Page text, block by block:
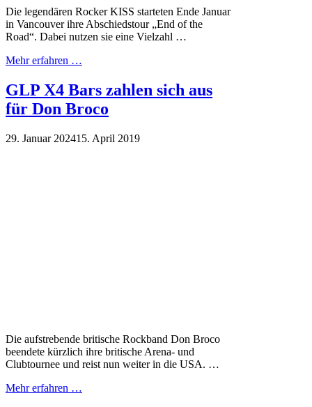
Die legendären Rocker KISS starteten Ende Januar
in Vancouver ihre Abschiedstour „End of the
Road“. Dabei nutzen sie eine Vielzahl …
Mehr erfahren …
GLP X4 Bars zahlen sich aus
für Don Broco
29. Januar 202415. April 2019
Die aufstrebende britische Rockband Don Broco
beendete kürzlich ihre britische Arena- und
Clubtournee und reist nun weiter in die USA. …
Mehr erfahren …